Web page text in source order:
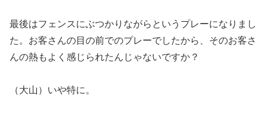
最後はフェンスにぶつかりながらというプレーになりまし
た。お客さんの目の前でのプレーでしたから、そのお客さ
んの熱もよく感じられたんじゃないですか？
（大山）いや特に。